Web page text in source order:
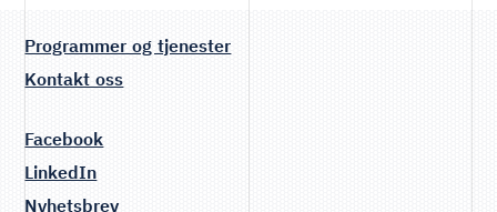
Programmer og tjenester
Kontakt oss
Facebook
LinkedIn
Nyhetsbrev